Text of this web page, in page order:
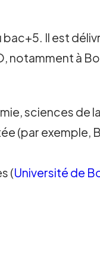
bac+5. Il est
notamment à
sciences de
(par exemple,
(Université de